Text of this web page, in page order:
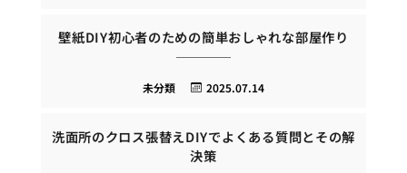
壁紙DIY初心者のための簡単おしゃれな部屋作り
2025.07.14
未分類
洗面所のクロス張替えDIYでよくある質問とその解
決策